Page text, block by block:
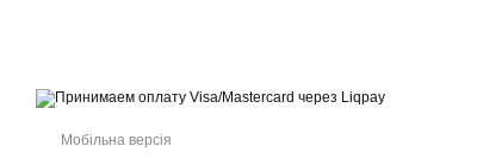
Мобільна версія